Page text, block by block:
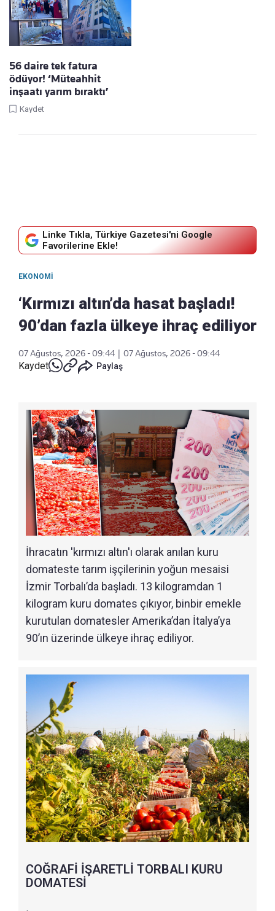
56 daire tek fatura
ödüyor! ‘Müteahhit
inşaatı yarım bıraktı’
Kaydet
Linke Tıkla, Türkiye Gazetesi'ni Google
Favorilerine Ekle!
EKONOMI
‘Kırmızı altın’da hasat başladı!
90’dan fazla ülkeye ihraç ediliyor
07 Ağustos, 2026 - 09:44 07 Ağustos, 2026 - 09:44
Kaydet Paylaş
İhracatın 'kırmızı altın'ı olarak anılan kuru
domateste tarım işçilerinin yoğun mesaisi
İzmir Torbalı’da başladı. 13 kilogramdan 1
kilogram kuru domates çıkıyor, binbir emekle
kurutulan domatesler Amerika’dan İtalya’ya
90’ın üzerinde ülkeye ihraç ediliyor.
COĞRAFİ İŞARETLİ TORBALI KURU
DOMATESİ